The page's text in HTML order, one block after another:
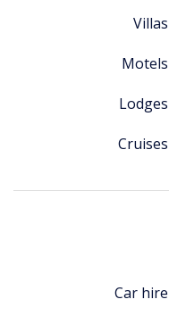
Villas
Motels
Lodges
Cruises
Car hire